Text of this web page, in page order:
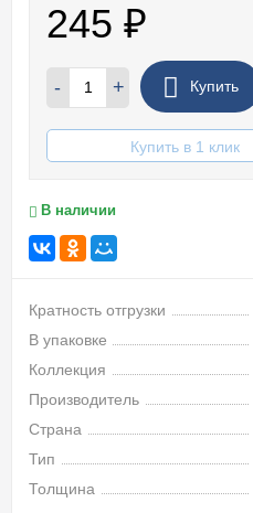
245 ₽
- + Купить
Купить в 1 клик
В наличии
Кратность отгрузки
В упаковке
Коллекция
Производитель
Страна
Тип
Толщина